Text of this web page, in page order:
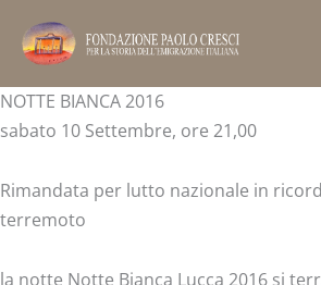
content
NOTTE BIANCA 2016
sabato 10 Settembre, ore 21,00
Rimandata per lutto nazionale in
terremoto
la notte Notte Bianca Lucca 2016 si